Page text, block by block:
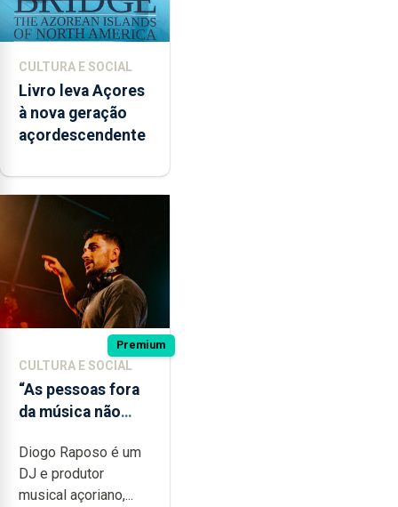
CULTURA E SOCIAL
Livro leva Açores
à nova geração
açordescendente
Premium
CULTURA E SOCIAL
“As pessoas fora
da música não
quão difícil é
produzir uma
música”
Diogo Raposo é um
DJ e produtor
musical açoriano,...